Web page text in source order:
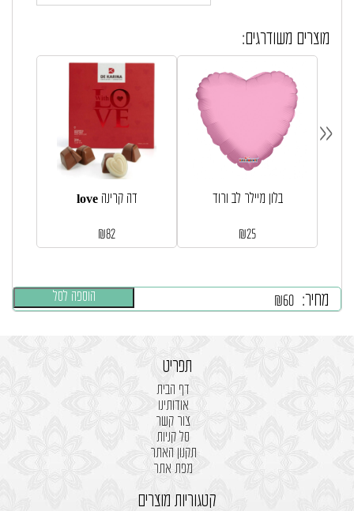
מחיר: ₪60 הוספה לסל
מוצרים משודרגים:
love דה קרינה
₪82
בלון מיילר לב ורוד
₪25
«
תפריט
דף הבית
אודותינו
צור קשר
סל קניות
תקנון האתר
מפת אתר
קטגוריות מוצרים